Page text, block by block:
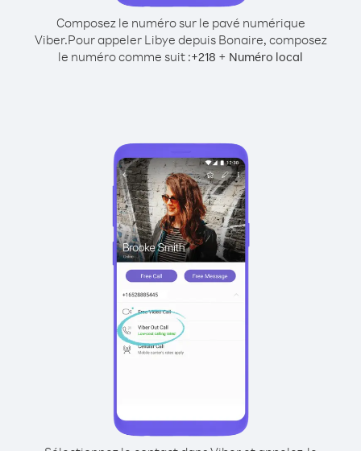
Composez le numéro sur le pavé numérique
Viber.Pour appeler Libye depuis Bonaire, composez
le numéro comme suit :+218 + Numéro local